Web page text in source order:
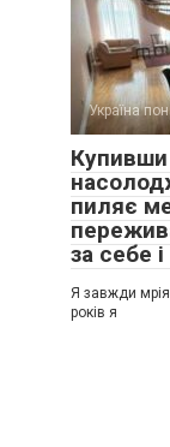
Україна
Купивши
пиляє
за себе
Я завжди
років я